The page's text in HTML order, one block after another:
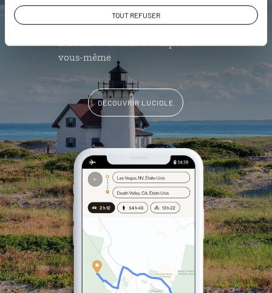
TOUT REFUSER
Les plus beaux musées
géolocalisés
vous-même
DÉCOUVRIR LUCIOLE